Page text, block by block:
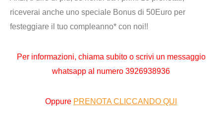
riceverai anche uno speciale Bonus di 50Euro per
festeggiare il tuo compleanno* con noi!!
Per informazioni, chiama subito o scrivi un messaggio
whatsapp al numero 3926938936
Oppure PRENOTA CLICCANDO QUI